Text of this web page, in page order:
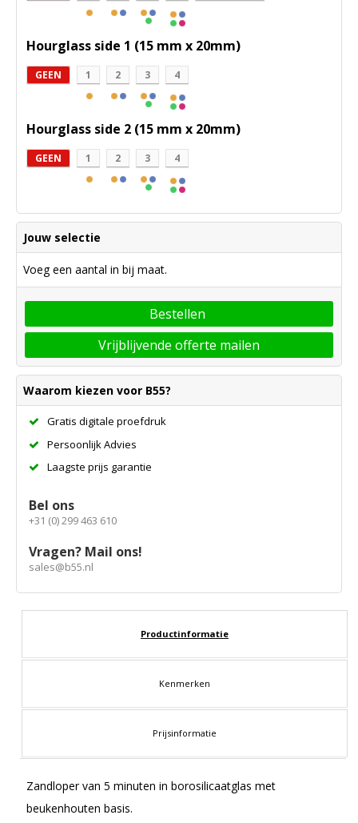
Hourglass side 1 (15 mm x 20mm)
GEEN 1 2 3 4
Hourglass side 2 (15 mm x 20mm)
GEEN 1 2 3 4
Jouw selectie
Voeg een aantal in bij maat.
Bestellen
Vrijblijvende offerte mailen
Waarom kiezen voor B55?
Gratis digitale proefdruk
Persoonlijk Advies
Laagste prijs garantie
Bel ons
+31 (0) 299 463 610
Vragen? Mail ons!
sales@b55.nl
Productinformatie
Kenmerken
Prijsinformatie
Zandloper van 5 minuten in borosilicaatglas met
beukenhouten basis.